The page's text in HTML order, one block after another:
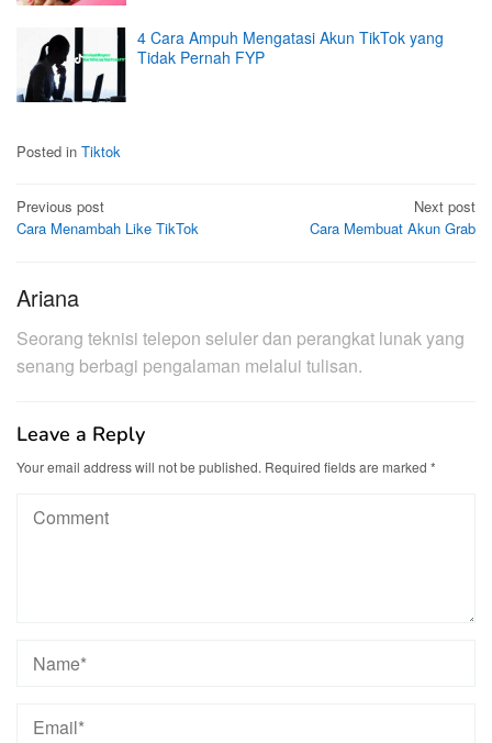
4 Cara Ampuh Mengatasi Akun TikTok yang
Tidak Pernah FYP
Posted in Tiktok
Post
navigation
Previous post
Cara Menambah Like TikTok
Next post
Cara Membuat Akun Grab
Ariana
Seorang teknisi telepon seluler dan perangkat lunak yang
senang berbagi pengalaman melalui tulisan.
Leave a Reply
Your email address will not be published. Required fields are marked *